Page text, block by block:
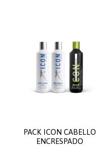
PACK ICON CABELLO
ENCRESPADO